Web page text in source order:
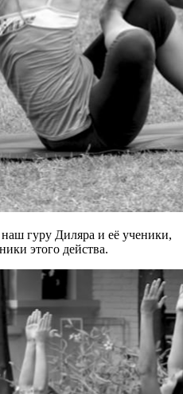
гуру Диляра и её ученики,
этого действа.